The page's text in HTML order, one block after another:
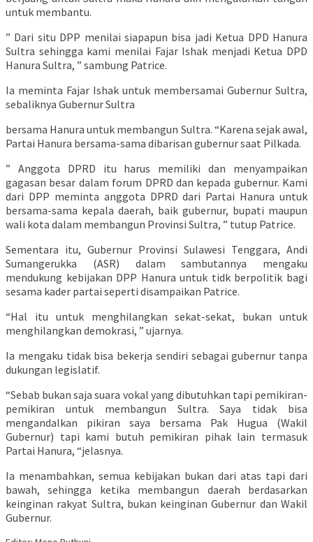
untuk membantu.
” Dari situ DPP menilai siapapun bisa jadi Ketua DPD Hanura
Sultra sehingga kami menilai Fajar Ishak menjadi Ketua DPD
Hanura Sultra, ” sambung Patrice.
Ia meminta Fajar Ishak untuk membersamai Gubernur Sultra,
sebaliknya Gubernur Sultra
bersama Hanura untuk membangun Sultra. “Karena sejak awal,
Partai Hanura bersama-sama dibarisan gubernur saat Pilkada.
” Anggota DPRD itu harus memiliki dan menyampaikan
gagasan besar dalam forum DPRD dan kepada gubernur. Kami
dari DPP meminta anggota DPRD dari Partai Hanura untuk
bersama-sama kepala daerah, baik gubernur, bupati maupun
wali kota dalam membangun Provinsi Sultra, ” tutup Patrice.
Sementara itu, Gubernur Provinsi Sulawesi Tenggara, Andi
Sumangerukka (ASR) dalam sambutannya mengaku
mendukung kebijakan DPP Hanura untuk tidk berpolitik bagi
sesama kader partai seperti disampaikan Patrice.
“Hal itu untuk menghilangkan sekat-sekat, bukan untuk
menghilangkan demokrasi, ” ujarnya.
Ia mengaku tidak bisa bekerja sendiri sebagai gubernur tanpa
dukungan legislatif.
“Sebab bukan saja suara vokal yang dibutuhkan tapi pemikiran-
pemikiran untuk membangun Sultra. Saya tidak bisa
mengandalkan pikiran saya bersama Pak Hugua (Wakil
Gubernur) tapi kami butuh pemikiran pihak lain termasuk
Partai Hanura, “jelasnya.
Ia menambahkan, semua kebijakan bukan dari atas tapi dari
bawah, sehingga ketika membangun daerah berdasarkan
keinginan rakyat Sultra, bukan keinginan Gubernur dan Wakil
Gubernur.